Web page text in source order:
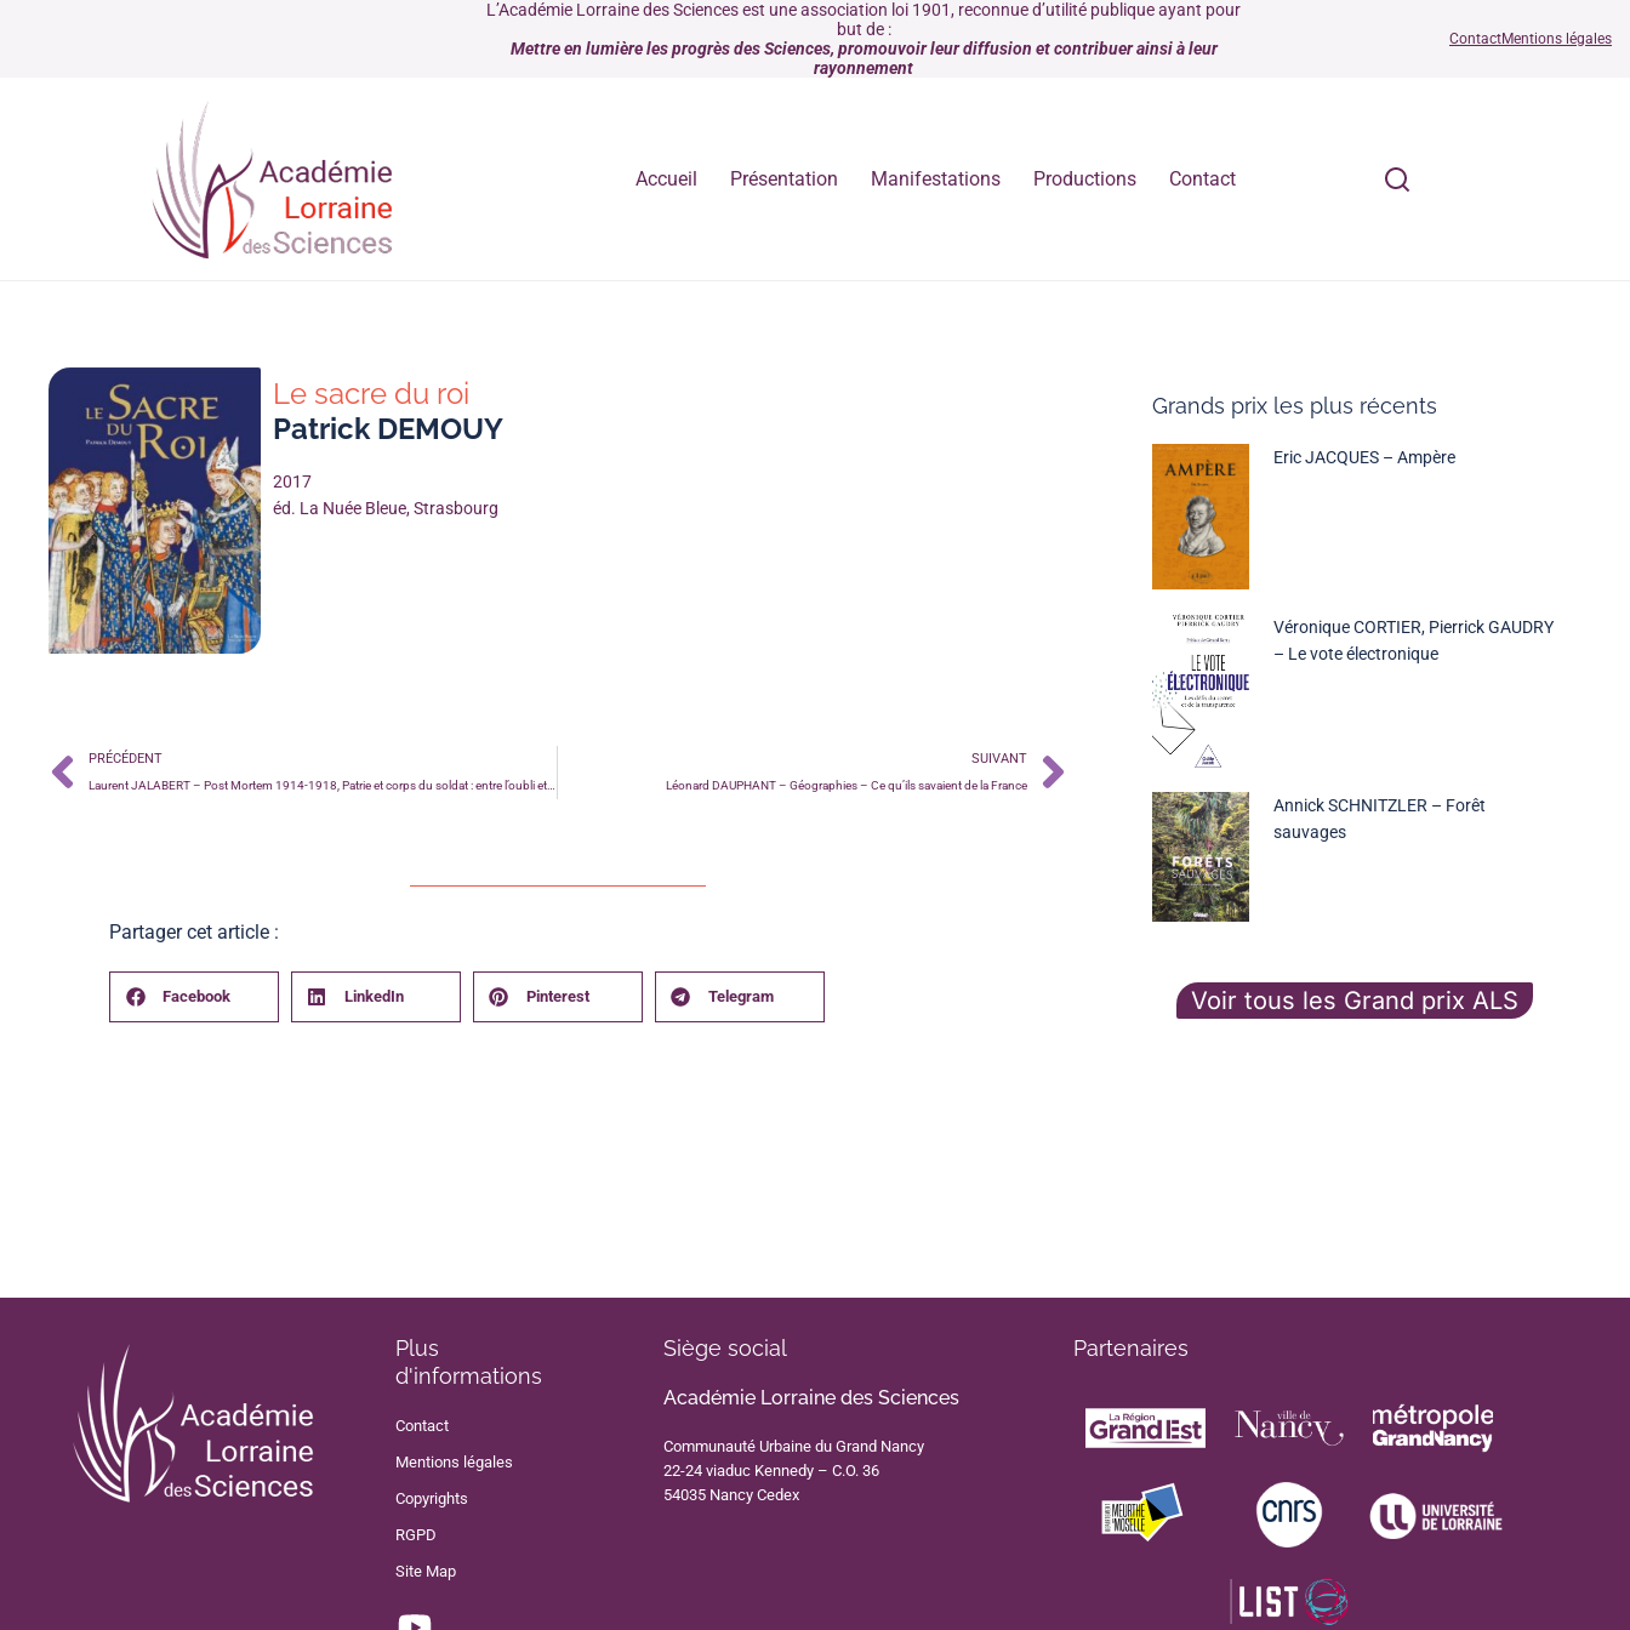
L’Académie Lorraine des Sciences est une association loi 1901, reconnue d’utilité publique ayant pour
but de :
Mettre en lumière les progrès des Sciences, promouvoir leur diffusion et contribuer ainsi à leur
rayonnement
ContactMentions légales
Accueil Présentation Manifestations Productions Contact
Le sacre du roi
Patrick DEMOUY
2017
éd. La Nuée Bleue, Strasbourg
PRÉCÉDENT SUIVANT
Léonard DAUPHANT – Géographies – Ce qu’ils savaient de la France
Partager cet article :
Facebook LinkedIn Pinterest Telegram
Grands prix les plus récents
Eric JACQUES – Ampère
Véronique CORTIER, Pierrick GAUDRY
– Le vote électronique
Annick SCHNITZLER – Forêt
sauvages
Voir tous les Grand prix ALS
Plus
d'informations
Contact
Mentions légales
Copyrights
RGPD
Site Map
Siège social
Académie Lorraine des Sciences
Communauté Urbaine du Grand Nancy
22-24 viaduc Kennedy – C.O. 36
54035 Nancy Cedex
Partenaires